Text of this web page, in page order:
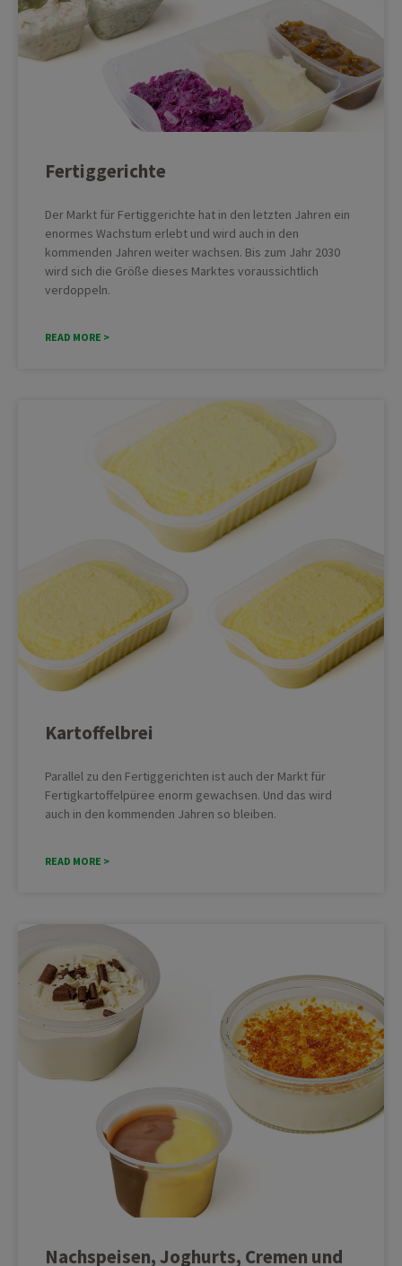
Fertiggerichte
Der Markt für Fertiggerichte hat in den letzten Jahren ein
enormes Wachstum erlebt und wird auch in den
kommenden Jahren weiter wachsen. Bis zum Jahr 2030
wird sich die Größe dieses Marktes voraussichtlich
verdoppeln.
READ MORE >
Kartoffelbrei
Parallel zu den Fertiggerichten ist auch der Markt für
Fertigkartoffelpüree enorm gewachsen. Und das wird
auch in den kommenden Jahren so bleiben.
READ MORE >
Nachspeisen, Joghurts, Cremen und